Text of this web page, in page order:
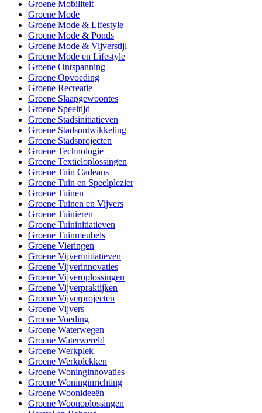
Groene Mobiliteit
Groene Mode
Groene Mode & Lifestyle
Groene Mode & Ponds
Groene Mode & Vijverstijl
Groene Mode en Lifestyle
Groene Ontspanning
Groene Opvoeding
Groene Recreatie
Groene Slaapgewoontes
Groene Speeltijd
Groene Stadsinitiatieven
Groene Stadsontwikkeling
Groene Stadsprojecten
Groene Technologie
Groene Textieloplossingen
Groene Tuin Cadeaus
Groene Tuin en Speelplezier
Groene Tuinen
Groene Tuinen en Vijvers
Groene Tuinieren
Groene Tuininitiatieven
Groene Tuinmeubels
Groene Vieringen
Groene Vijverinitiatieven
Groene Vijverinnovaties
Groene Vijveroplossingen
Groene Vijverpraktijken
Groene Vijverprojecten
Groene Vijvers
Groene Voeding
Groene Waterwegen
Groene Waterwereld
Groene Werkplek
Groene Werkplekken
Groene Woninginnovaties
Groene Woninginrichting
Groene Woonideeën
Groene Woonoplossingen